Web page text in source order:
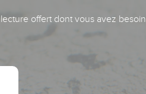
offert dont vous avez besoin.